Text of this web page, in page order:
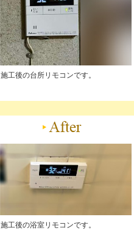
施工後の台所リモコンです。
施工後の浴室リモコンです。